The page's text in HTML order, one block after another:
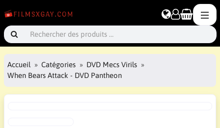
Accueil Catégories
DVD Mecs Virils
When Bears Attack - DVD Pantheon